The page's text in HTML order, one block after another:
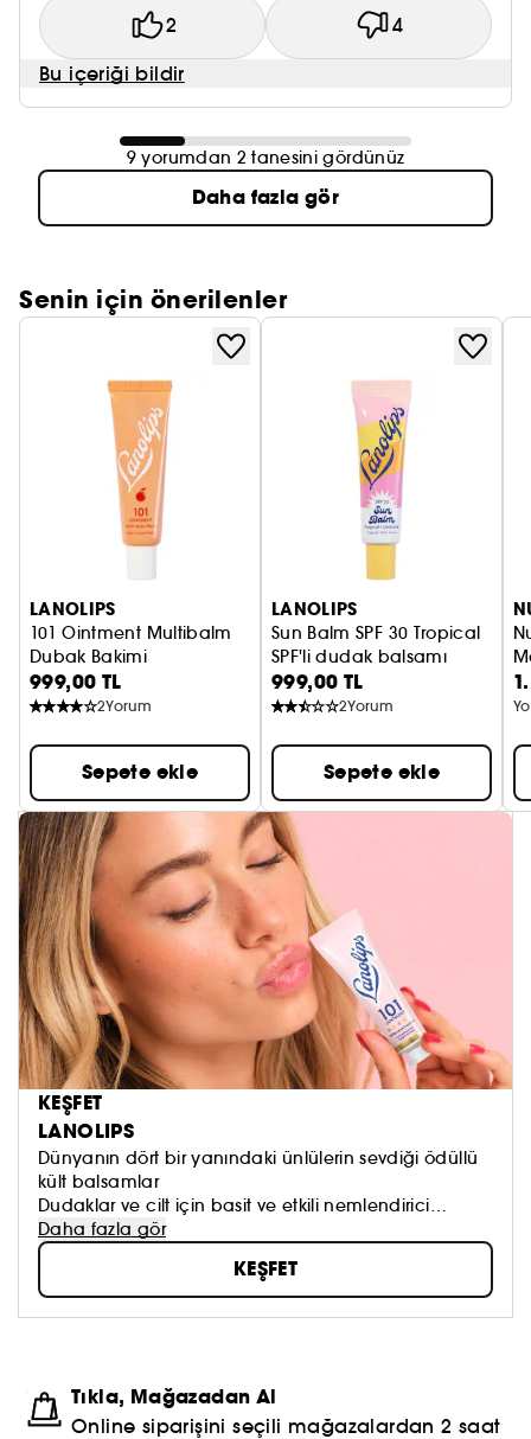
2 4
Bu içeriği bildir
9 yorumdan 2 tanesini gördünüz
Daha fazla gör
Senin için önerilenler
LANOLIPS
101 Ointment Multibalm
Dubak Bakimi
999,00 TL
2Yorum
Sepete ekle
LANOLIPS
Sun Balm SPF 30 Tropical
SPF'li dudak balsamı
999,00 TL
2Yorum
Sepete ekle
KEŞFET
LANOLIPS
Dünyanın dört bir yanındaki ünlülerin sevdiği ödüllü
kült balsamlar
Dudaklar ve cilt için basit ve etkili nemlendirici
bakım.
Tüm Lanolips ürünleri, Leaping Bunny tarafından
onaylanmış, sorumlu ve hayvansal acımasız
ürünlerdir.
Daha fazla gör
KEŞFET
Tıkla, Mağazadan Al
Online siparişini seçili mağazalardan 2 saat